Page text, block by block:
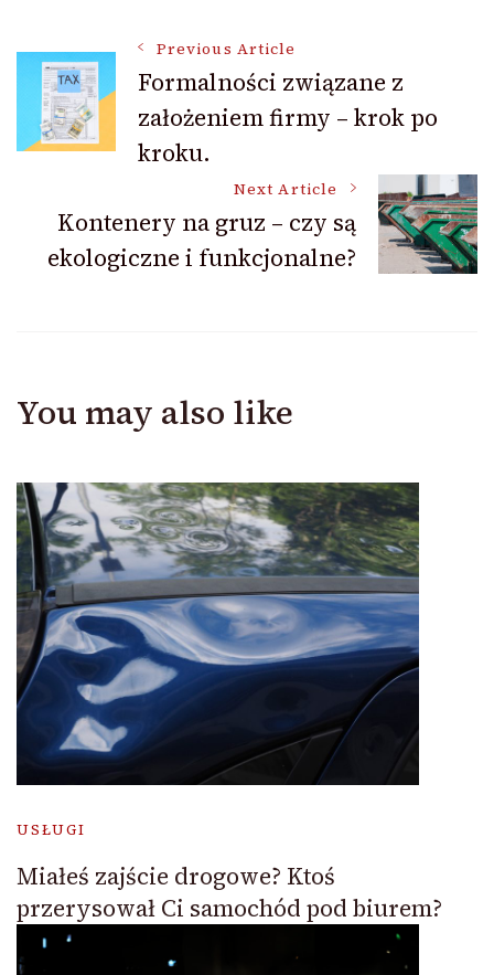
Post
Navigation
Previous Article
Formalności związane z
założeniem firmy – krok po
kroku.
Next Article
Kontenery na gruz – czy są
ekologiczne i funkcjonalne?
You may also like
USŁUGI
Miałeś zajście drogowe? Ktoś
przerysował Ci samochód pod biurem?